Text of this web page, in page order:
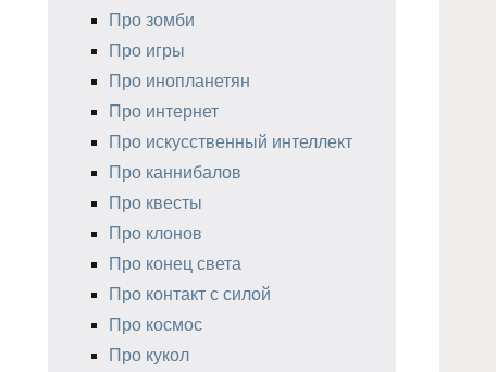
Про зомби
Про игры
Про инопланетян
Про интернет
Про искусственный интеллект
Про каннибалов
Про квесты
Про клонов
Про конец света
Про контакт с силой
Про космос
Про кукол